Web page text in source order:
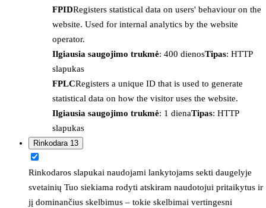
FPIDRegisters statistical data on users' behaviour on the
website. Used for internal analytics by the website
operator.
Ilgiausia saugojimo trukmė: 400 dienosTipas: HTTP
slapukas
FPLCRegisters a unique ID that is used to generate
statistical data on how the visitor uses the website.
Ilgiausia saugojimo trukmė: 1 dienaTipas: HTTP
slapukas
Rinkodara 13
Rinkodaros slapukai naudojami lankytojams sekti daugelyje
svetainių Tuo siekiama rodyti atskiram naudotojui pritaikytus ir
jį dominančius skelbimus – tokie skelbimai vertingesni